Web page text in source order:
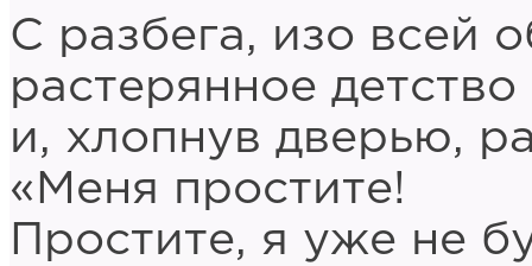
С разбега, изо всей
растерянное детство
и, хлопнув дверью,
«Меня простите!
Простите, я уже не